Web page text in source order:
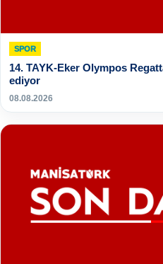
SPOR
14. TAYK-Eker Olympos
ediyor
08.08.2026